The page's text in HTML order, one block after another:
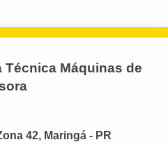
Máquinas de
42, Maringá - PR